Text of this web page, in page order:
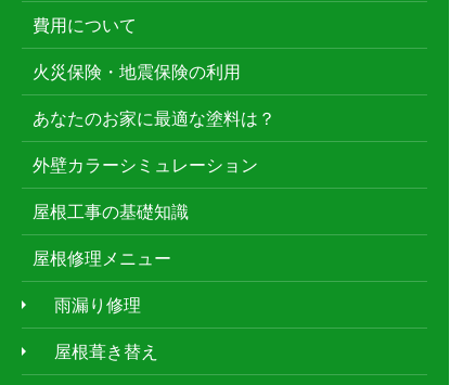
費用について
火災保険・地震保険の利用
あなたのお家に最適な塗料は？
外壁カラーシミュレーション
屋根工事の基礎知識
屋根修理メニュー
雨漏り修理
屋根葺き替え